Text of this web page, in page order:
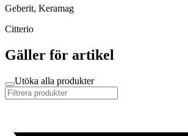
Geberit, Keramag
Citterio
Gäller för artikel
Utöka alla produkter